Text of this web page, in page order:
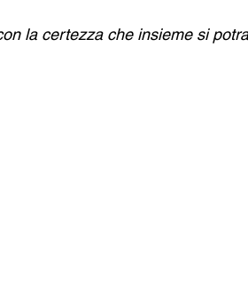
la certezza che insieme si